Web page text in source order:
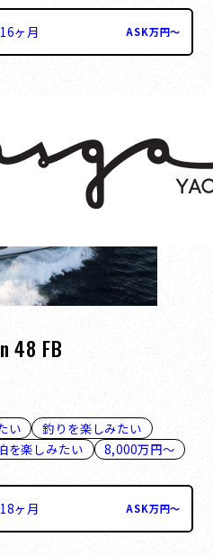
ヶ月 ASK万円〜
48 FB
い
釣りを楽しみたい
を楽しみたい
8,000万円～
ヶ月 ASK万円〜